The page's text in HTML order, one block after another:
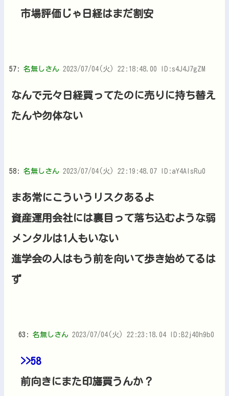
市場評価じゃ日経はまだ割安
57: 名無しさん 2023/07/04(火) 22:18:48.00 ID:s4J4J7gZM
なんで元々日経買ってたのに売りに持ち替え
たんや勿体ない
58: 名無しさん 2023/07/04(火) 22:19:48.07 ID:aY4AIsRu0
まあ常にこういうリスクあるよ
資産運用会社には裏目って落ち込むような弱
メンタルは1人もいない
進学会の人はもう前を向いて歩き始めてるは
ず
63: 名無しさん 2023/07/04(火) 22:23:18.04 ID:B2j40h9b0
>>58
前向きにまた印旛買うんか？